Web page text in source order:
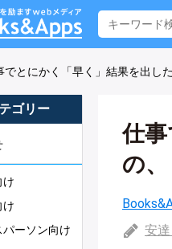
でとにかく「早く」結果を出し
ゴリー
け
け
パーソン向け
仕
の
安